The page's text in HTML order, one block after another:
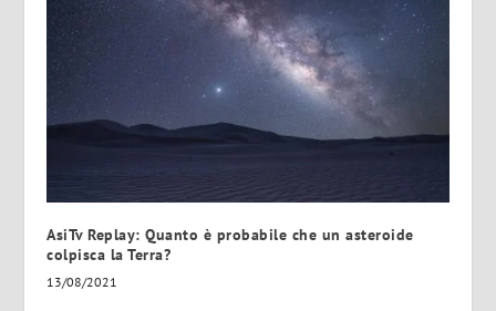
AsiTv Replay: Quanto è probabile che un asteroide
colpisca la Terra?
13/08/2021